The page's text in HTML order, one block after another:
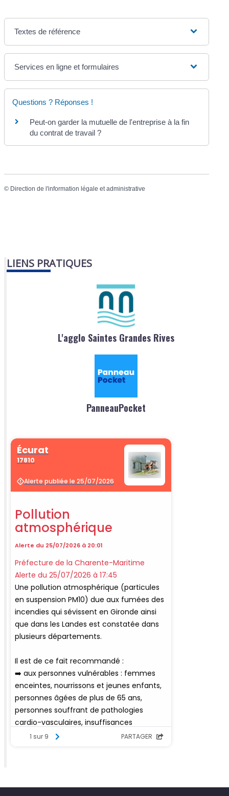
Textes de référence
Services en ligne et formulaires
Questions ? Réponses !
Peut-on garder la mutuelle de l'entreprise à la fin
du contrat de travail ?
© Direction de l'information légale et administrative
LIENS PRATIQUES
L'agglo Saintes Grandes Rives
PanneauPocket